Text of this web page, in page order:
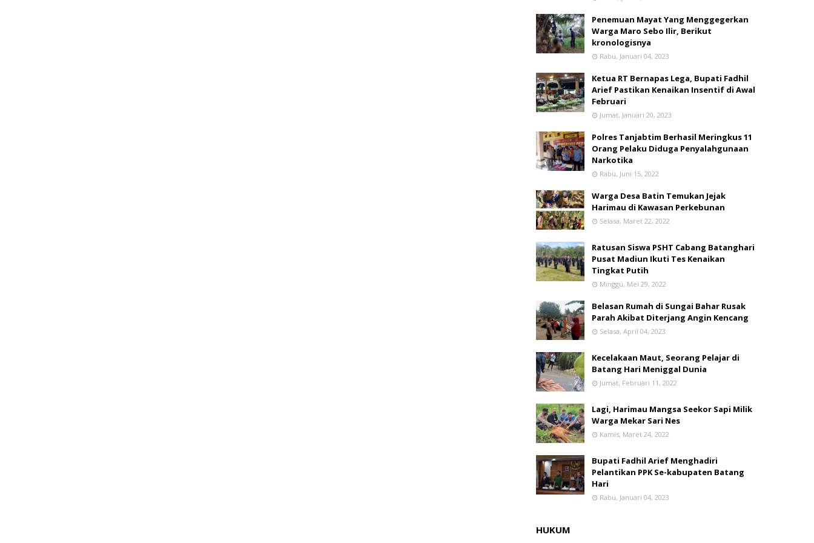
Penemuan Mayat Yang Menggegerkan
Warga Maro Sebo Ilir, Berikut
kronologisnya
Rabu, Januari 04, 2023
Ketua RT Bernapas Lega, Bupati Fadhil
Arief Pastikan Kenaikan Insentif di Awal
Februari
Jumat, Januari 20, 2023
Polres Tanjabtim Berhasil Meringkus 11
Orang Pelaku Diduga Penyalahgunaan
Narkotika
Rabu, Juni 15, 2022
Warga Desa Batin Temukan Jejak
Harimau di Kawasan Perkebunan
Selasa, Maret 22, 2022
Ratusan Siswa PSHT Cabang Batanghari
Pusat Madiun Ikuti Tes Kenaikan
Tingkat Putih
Minggu, Mei 29, 2022
Belasan Rumah di Sungai Bahar Rusak
Parah Akibat Diterjang Angin Kencang
Selasa, April 04, 2023
Kecelakaan Maut, Seorang Pelajar di
Batang Hari Meniggal Dunia
Jumat, Februari 11, 2022
Lagi, Harimau Mangsa Seekor Sapi Milik
Warga Mekar Sari Nes
Kamis, Maret 24, 2022
Bupati Fadhil Arief Menghadiri
Pelantikan PPK Se-kabupaten Batang
Hari
Rabu, Januari 04, 2023
HUKUM